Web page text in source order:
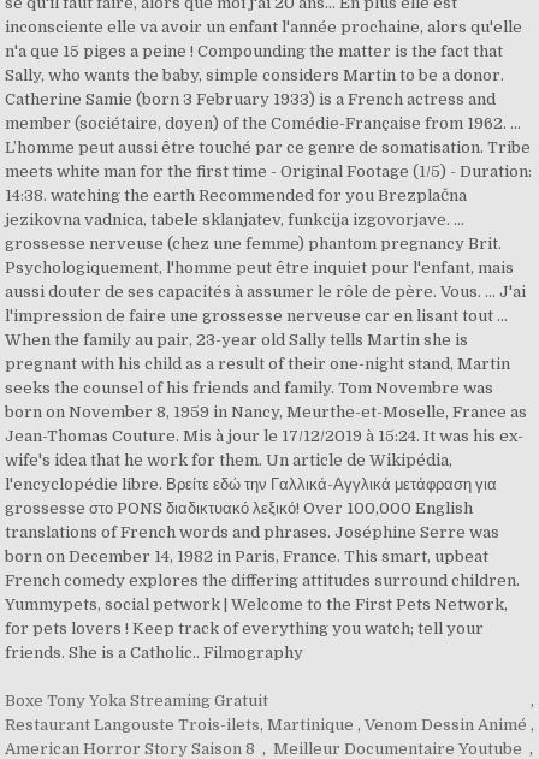
Boxe Tony Yoka Streaming Gratuit
,
Restaurant Langouste Trois-ilets, Martinique , Venom Dessin Animé ,
American Horror Story Saison 8 , Meilleur Documentaire Youtube ,